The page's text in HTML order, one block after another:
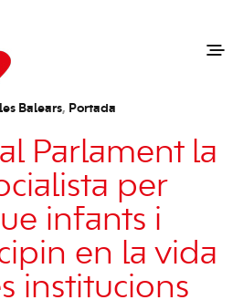
Balears, Portada
Parlament la
per
infants i
en la vida
institucions